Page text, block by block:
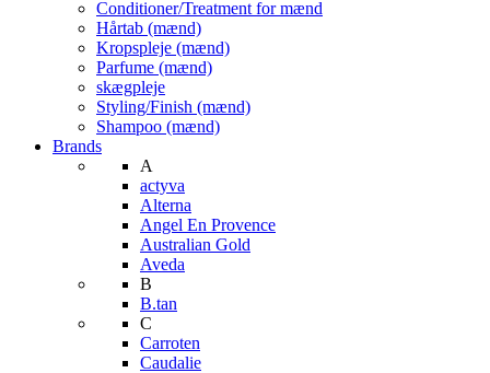
Conditioner/Treatment for mænd
Hårtab (mænd)
Kropspleje (mænd)
Parfume (mænd)
skægpleje
Styling/Finish (mænd)
Shampoo (mænd)
Brands
A
actyva
Alterna
Angel En Provence
Australian Gold
Aveda
B
B.tan
C
Carroten
Caudalie